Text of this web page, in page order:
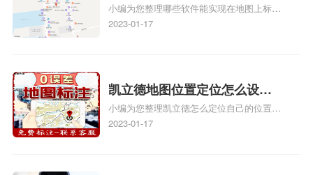
图位置地址标记？门指路人地
图标注服务中心苹果地图位置
小编为您整理哪些软件能实现在地图上标记
门指路人地图标注服务中心位置、门指路人
门指路人地图标注服务中心地址标注上地图
怎么弄相关地图标注知识，详情可查看下方
正文！
2023-01-17
凯立德地图位置定位怎么设置
自己的指路人地图标注服务中
心名？凯立德地图位置定位怎
小编为您整理凯立德怎么定位自己的位置
啊、手机凯立德地图定位怎么设置往上走、
2023-01-17